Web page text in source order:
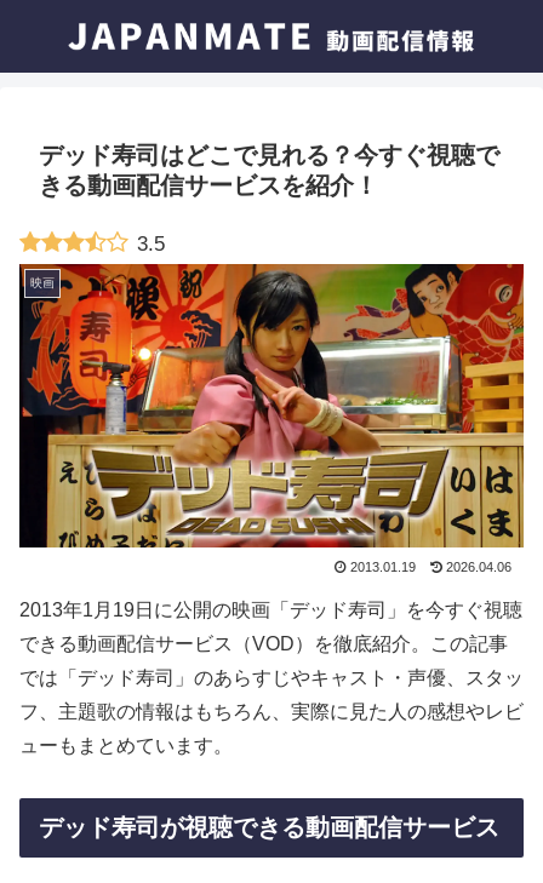
デッド寿司はどこで見れる？今すぐ視聴で
きる動画配信サービスを紹介！
3.5
映画
2013.01.19 2026.04.06
2013年1月19日に公開の映画「デッド寿司」を今すぐ視聴
できる動画配信サービス（VOD）を徹底紹介。この記事
では「デッド寿司」のあらすじやキャスト・声優、スタッ
フ、主題歌の情報はもちろん、実際に見た人の感想やレビ
ューもまとめています。
デッド寿司が視聴できる動画配信サービス